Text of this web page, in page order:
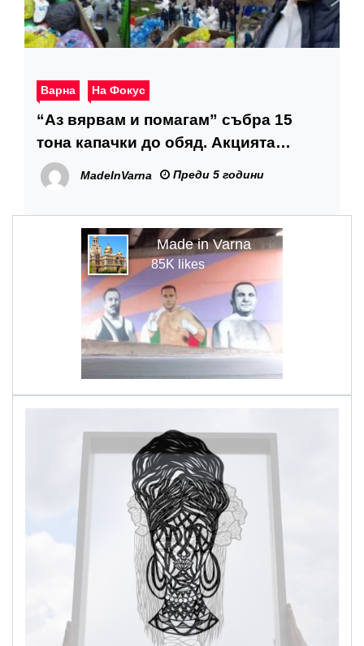
Варна На Фокус
“Аз вярвам и помагам” събра 15
тона капачки до обяд. Акцията
продължава до 15 ч.
MadeInVarna Преди 5 години
Made in Varna
85K likes